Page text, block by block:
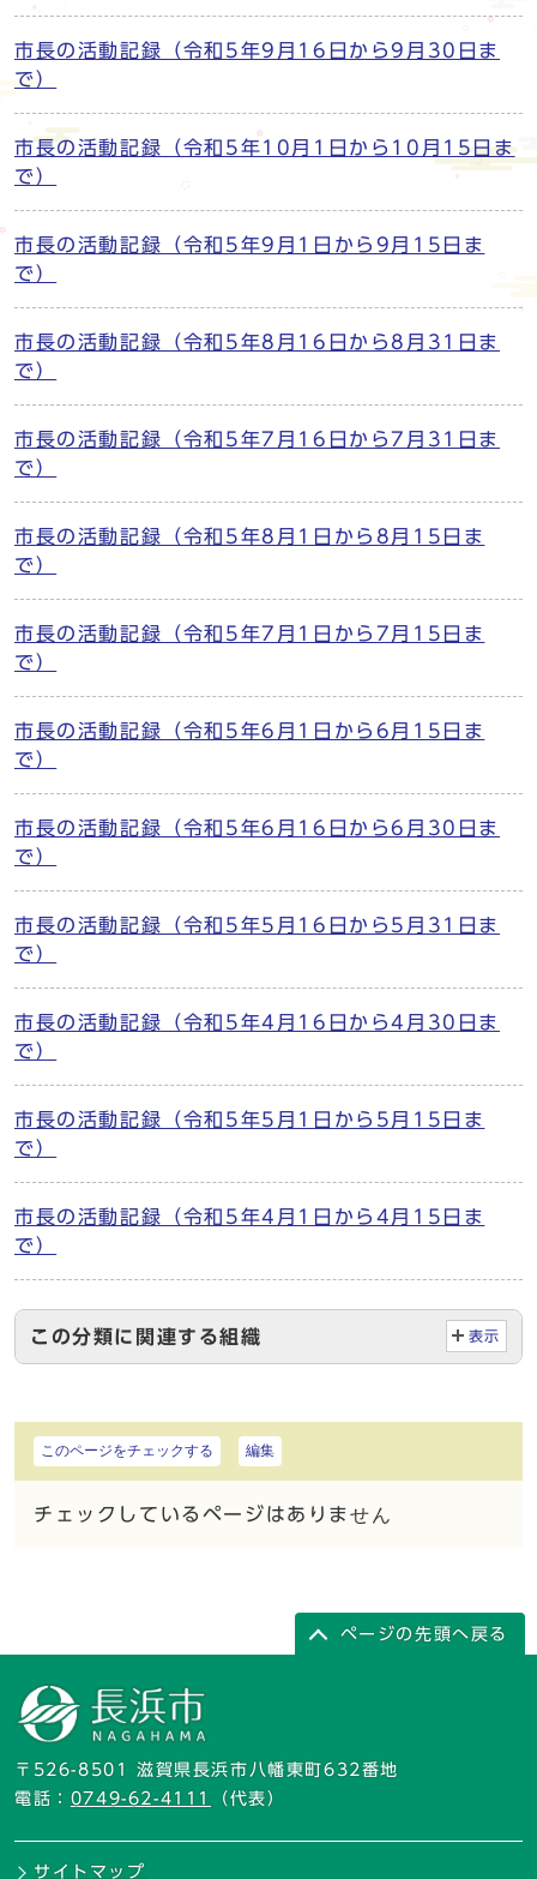
市長の活動記録（令和5年9月16日から9月30日ま
で）
市長の活動記録（令和5年10月1日から10月15日ま
で）
市長の活動記録（令和5年9月1日から9月15日ま
で）
市長の活動記録（令和5年8月16日から8月31日ま
で）
市長の活動記録（令和5年7月16日から7月31日ま
で）
市長の活動記録（令和5年8月1日から8月15日ま
で）
市長の活動記録（令和5年7月1日から7月15日ま
で）
市長の活動記録（令和5年6月1日から6月15日ま
で）
市長の活動記録（令和5年6月16日から6月30日ま
で）
市長の活動記録（令和5年5月16日から5月31日ま
で）
市長の活動記録（令和5年4月16日から4月30日ま
で）
市長の活動記録（令和5年5月1日から5月15日ま
で）
市長の活動記録（令和5年4月1日から4月15日ま
で）
この分類に関連する組織 表示
このページをチェックする 編集
チェックしているページはありません
ページの先頭へ戻る
〒526-8501 滋賀県長浜市八幡東町632番地
電話： 0749-62-4111 （代表）
サイトマップ